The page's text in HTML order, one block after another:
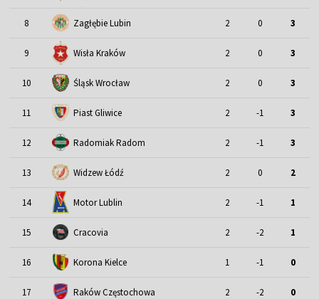
8 Zagłębie Lubin 2 0 3
9 Wisła Kraków 2 0 3
10 Śląsk Wrocław 2 0 3
11 Piast Gliwice 2 -1 3
12 Radomiak Radom 2 -1 3
13 Widzew Łódź 2 0 2
14 Motor Lublin 2 -1 1
15 Cracovia 2 -2 1
16 Korona Kielce 1 -1 0
17 Raków Częstochowa 2 -2 0